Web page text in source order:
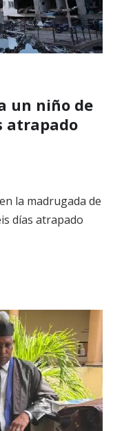
un niño de
atrapado
la madrugada de
días atrapado